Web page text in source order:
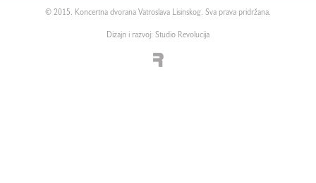
© 2015. Koncertna dvorana Vatroslava Lisinskog. Sva prava pridržana.
Dizajn i razvoj: Studio Revolucija